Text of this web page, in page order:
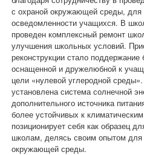
с охраной окружающей среды,
осведомленности учащихся. В
проведен комплексный ремонт
улучшения школьных условий.
реконструкции стало поддержание
оснащенной и дружелюбной к
цели «нулевой углеродной
установлена система солнечной
дополнительного источника
более устойчивых к
позиционирует себя как образец
школам, делясь своим опытом
окружающей среды.